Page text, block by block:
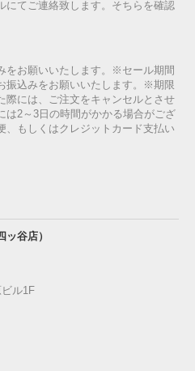
にてご連絡致します。そちらを確認
をお願いいたします。※セール期間
振込みをお願いいたします。※期限
際には、ご注文をキャンセルとさせ
2～3日の時間がかかる場合がござ
、もしくはクレジットカード支払い
谷店）
ル1F